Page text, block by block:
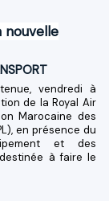
nouvelle
vendredi à
de la Royal Air
Marocaine des
en présence du
et des
à faire le